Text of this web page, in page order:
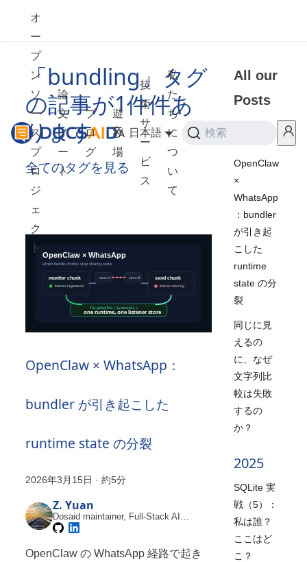
オ
ー
プ
ン
ソ
ー
ス
プ
ロ
ジ
ェ
ク
ト
論
文
ノ
ー
ト
ブ
ロ
グ
遊
び
場
技
術
サ
ー
ビ
ス
私
た
ち
に
つ
い
て
日本語 検索
「bundling」タグ
の記事が1件件あ
ります
全てのタグを見る
OpenClaw × WhatsApp：
bundler が引き起こした
runtime state の分裂
2026年3月15日 ·約5分
Z. Yuan
Dosaid maintainer, Full-Stack AI
Engineer
OpenClaw の WhatsApp 経路で起き
All our
Posts
OpenClaw
×
WhatsApp
：bundler
が引き起
こした
runtime
state の分
裂
同じに見
えるの
に、なぜ
文字列比
較は失敗
するの
か？
2025
SQLite 実
戦（5）：
私は誰？
ここはど
こ？